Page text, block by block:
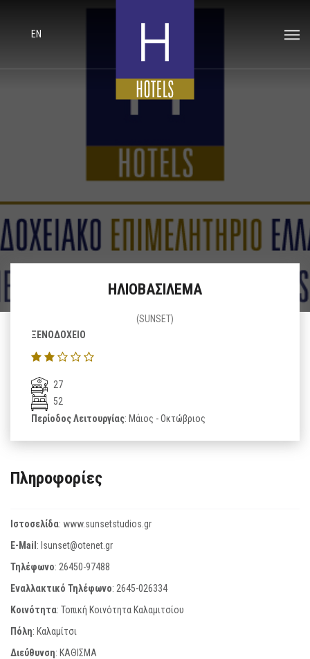
EN
ΗΛΙΟΒΑΣΙΛΕΜΑ
(SUNSET)
ΞΕΝΟΔΟΧΕΙΟ
27
52
Περίοδος Λειτουργίας: Μάιος - Οκτώβριος
Πληροφορίες
Ιστοσελίδα: www.sunsetstudios.gr
E-Mail: lsunset@otenet.gr
Τηλέφωνο: 26450-97488
Εναλλακτικό Τηλέφωνο: 2645-026334
Κοινότητα: Τοπική Κοινότητα Καλαμιτσίου
Πόλη: Καλαμίτσι
Διεύθυνση: ΚΑΘΙΣΜΑ